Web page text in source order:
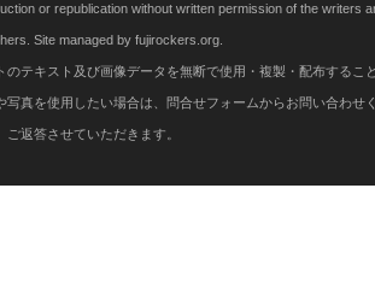
or republication without written permission of the writers
Site managed by fujirockers.org.
のテキスト及び画像データを無断で使用・複製・配布するこ
写真を使用したい場合は、問合せフォームからお問い合わせ
ご返答させていただきます。